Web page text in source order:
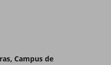
Campus de